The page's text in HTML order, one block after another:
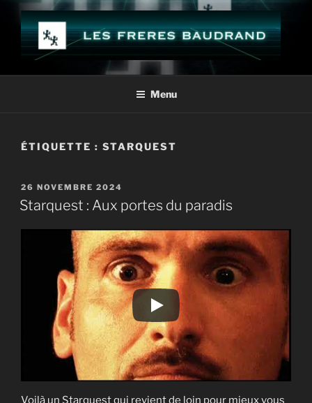
Aller
contenu
principal
LES FRÈRES BAUDRAND
Menu
ÉTIQUETTE : STARQUEST
PUBLIÉ
LE
26 NOVEMBRE 2024
Starquest : Aux portes du paradis
Voilà un Starquest qui revient de loin pour mieux vous